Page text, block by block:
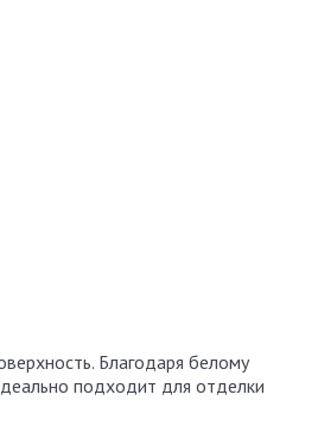
Благодаря белому
подходит для отделки